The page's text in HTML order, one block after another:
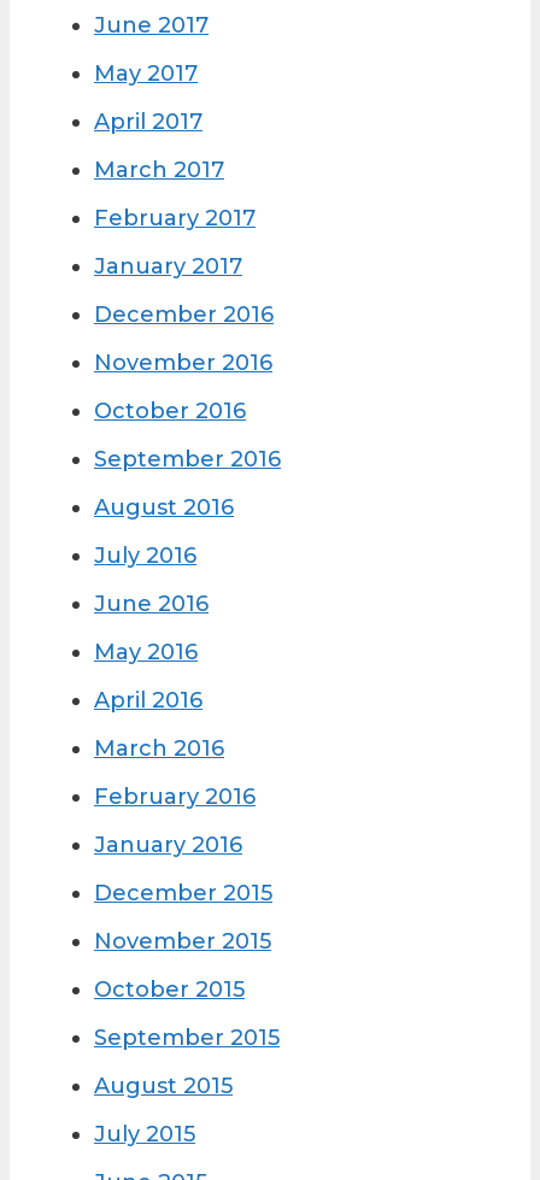
June 2017
May 2017
April 2017
March 2017
February 2017
January 2017
December 2016
November 2016
October 2016
September 2016
August 2016
July 2016
June 2016
May 2016
April 2016
March 2016
February 2016
January 2016
December 2015
November 2015
October 2015
September 2015
August 2015
July 2015